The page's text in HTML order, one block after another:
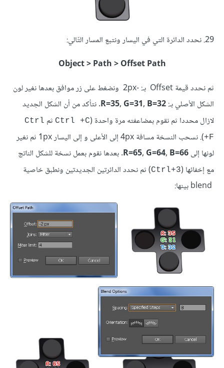
29. نحدد الدائرة التي في اليسار ونتبع المسار التّالي:
Object > Path > Offset Path
ثم نحدد قيمة Offset بـ: -2px ونضغط على زر موافق بعدها نغير لون
الشكل الأصلي بـ:R=35, G=31, B=32. نتأكد من أن الشكل الجديد
لازال محددا ثم نقوم بمضاعفته مرة واحدة (Ctrl +C ثم Ctrl
+F
). نسحب النسخة مسافة 4px إلى الأعلى و إلى اليسار 1px ثم نغير
لونها إلىR=65, G=64, B=66. بعدها نقوم بعمل نسخة للشكل الناتج
مع إخفائها (Ctrl+3) ثم نحدد الدائرتين الجديدتين ونطبق خاصية